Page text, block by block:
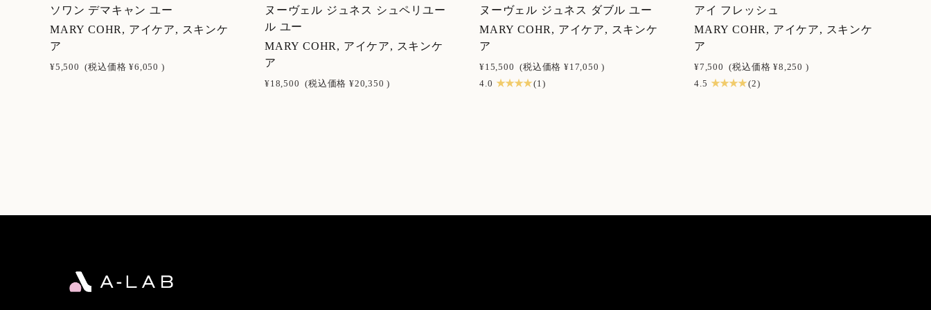
ソワン デマキャン ユー
MARY COHR, アイケア, スキンケ
ア
¥5,500 (税込価格 ¥6,050 )
ヌーヴェル ジュネス シュペリユー
ル ユー
MARY COHR, アイケア, スキンケ
ア
¥18,500 (税込価格 ¥20,350 )
ヌーヴェル ジュネス ダブル ユー
MARY COHR, アイケア, スキンケ
ア
¥15,500 (税込価格 ¥17,050 )
4.0 ★ ★ ★ ★(1)
アイ フレッシュ
MARY COHR, アイケア, スキンケ
ア
¥7,500 (税込価格 ¥8,250 )
4.5 ★ ★ ★ ★(2)